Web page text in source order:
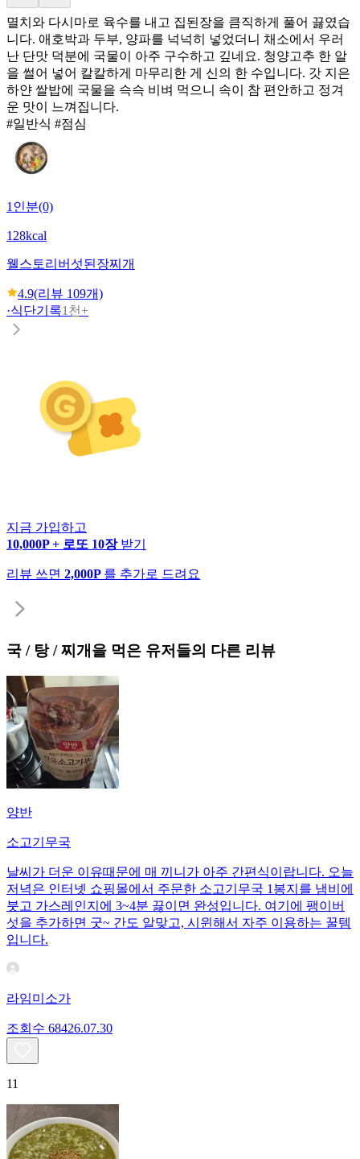
멸치와 다시마로 육수를 내고 집된장을 큼직하게 풀어 끓였습
니다. 애호박과 두부, 양파를 넉넉히 넣었더니 채소에서 우러
난 단맛 덕분에 국물이 아주 구수하고 깊네요. 청양고추 한 알
을 썰어 넣어 칼칼하게 마무리한 게 신의 한 수입니다. 갓 지은
하얀 쌀밥에 국물을 슥슥 비벼 먹으니 속이 참 편안하고 정겨
운 맛이 느껴집니다.
#일반식 #점심
1인분(0)
128kcal
웰스토리 버섯된장찌개
4.9(리뷰 109개)
·식단기록1천+
지금 가입하고
10,000P + 로또 10장 받기
리뷰 쓰면 2,000P 를 추가로 드려요
국 / 탕 / 찌개 을 먹은 유저들의 다른 리뷰
양반
소고기무국
날씨가 더운 이유때문에 매 끼니가 아주 간편식이랍니다. 오늘
저녁은 인터넷 쇼핑몰에서 주문한 소고기무국 1봉지를 냄비에
붓고 가스레인지에 3~4분 끓이면 완성입니다. 여기에 팽이버
섯을 추가하면 굿~ 간도 알맞고, 시윈해서 자주 이용하는 꿀템
입니다.
라임미소가
조회수 68426.07.30
11